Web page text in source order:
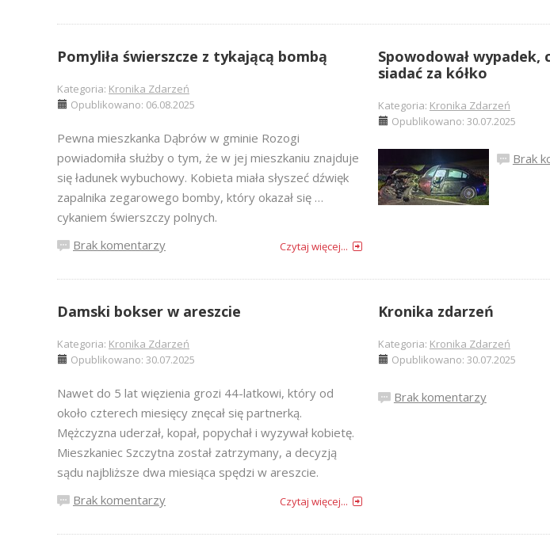
Pomyliła świerszcze z tykającą bombą
Kategoria: Kronika Zdarzeń
Opublikowano: 06.08.2025
Pewna mieszkanka Dąbrów w gminie Rozogi
powiadomiła służby o tym, że w jej mieszkaniu znajduje
się ładunek wybuchowy. Kobieta miała słyszeć dźwięk
zapalnika zegarowego bomby, który okazał się …
cykaniem świerszczy polnych.
Brak komentarzy
Czytaj więcej...
Spowodował wypadek,
siadać za kółko
Kategoria: Kronika Zdarzeń
Opublikowano: 30.07.2025
Brak
Damski bokser w areszcie
Kategoria: Kronika Zdarzeń
Opublikowano: 30.07.2025
Nawet do 5 lat więzienia grozi 44-latkowi, który od
około czterech miesięcy znęcał się partnerką.
Mężczyzna uderzał, kopał, popychał i wyzywał kobietę.
Mieszkaniec Szczytna został zatrzymany, a decyzją
sądu najbliższe dwa miesiąca spędzi w areszcie.
Brak komentarzy
Czytaj więcej...
Kronika zdarzeń
Kategoria: Kronika Zdarzeń
Opublikowano: 30.07.2025
Brak komentarzy